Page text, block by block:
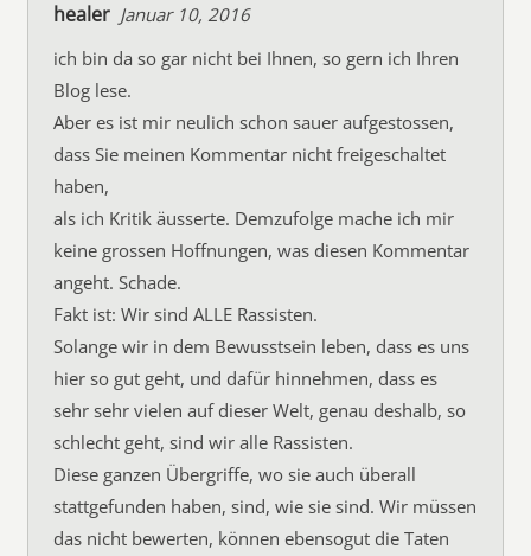
healer Januar 10, 2016
ich bin da so gar nicht bei Ihnen, so gern ich Ihren
Blog lese.
Aber es ist mir neulich schon sauer aufgestossen,
dass Sie meinen Kommentar nicht freigeschaltet
haben,
als ich Kritik äusserte. Demzufolge mache ich mir
keine grossen Hoffnungen, was diesen Kommentar
angeht. Schade.
Fakt ist: Wir sind ALLE Rassisten.
Solange wir in dem Bewusstsein leben, dass es uns
hier so gut geht, und dafür hinnehmen, dass es
sehr sehr vielen auf dieser Welt, genau deshalb, so
schlecht geht, sind wir alle Rassisten.
Diese ganzen Übergriffe, wo sie auch überall
stattgefunden haben, sind, wie sie sind. Wir müssen
das nicht bewerten, können ebensogut die Taten